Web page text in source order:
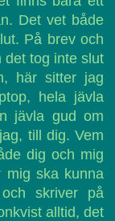
Det vet både
På brev och
det tog inte slut
här sitter jag
hela jävla
jävla gud om
till dig. Vem
dig och mig
mig ska kunna
skriver på
alltid, det